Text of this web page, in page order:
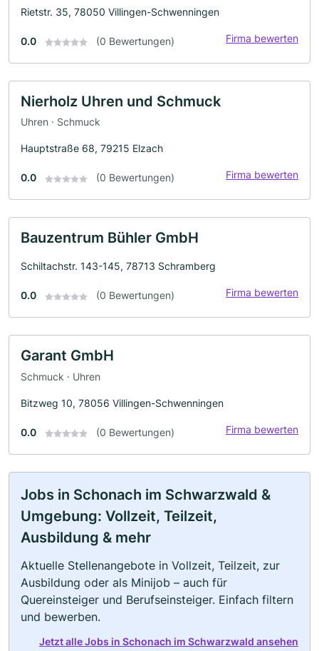
Rietstr. 35, 78050 Villingen-Schwenningen
0.0 (0 Bewertungen) Firma bewerten
Nierholz Uhren und Schmuck
Uhren · Schmuck
Hauptstraße 68, 79215 Elzach
0.0 (0 Bewertungen) Firma bewerten
Bauzentrum Bühler GmbH
Schiltachstr. 143-145, 78713 Schramberg
0.0 (0 Bewertungen) Firma bewerten
Garant GmbH
Schmuck · Uhren
Bitzweg 10, 78056 Villingen-Schwenningen
0.0 (0 Bewertungen) Firma bewerten
Jobs in Schonach im Schwarzwald &
Umgebung: Vollzeit, Teilzeit,
Ausbildung & mehr
Aktuelle Stellenangebote in Vollzeit, Teilzeit, zur
Ausbildung oder als Minijob – auch für
Quereinsteiger und Berufseinsteiger. Einfach filtern
und bewerben.
Jetzt alle Jobs in Schonach im Schwarzwald ansehen